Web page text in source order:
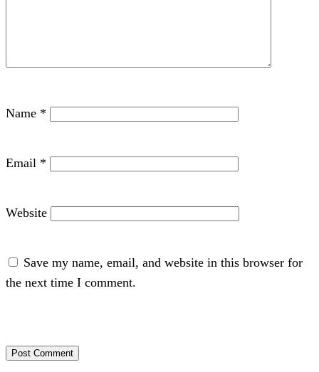
Name *
Email *
Website
Save my name, email, and website in this browser for
the next time I comment.